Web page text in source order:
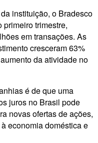
instituição, o Bradesco
primeiro trimestre,
em transações. As
cresceram 63%
da atividade no
é de que uma
juros no Brasil pode
novas ofertas de ações,
economia doméstica e